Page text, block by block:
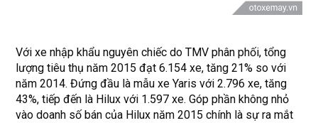
Với xe nhập khẩu nguyên chiếc do TMV phân phối, tổng
lượng tiêu thụ năm 2015 đạt 6.154 xe, tăng 21% so với
năm 2014. Đứng đầu là mẫu xe Yaris với 2.796 xe, tăng
43%, tiếp đến là Hilux với 1.597 xe. Góp phần không nhỏ
vào doanh số bán của Hilux năm 2015 chính là sự ra mắt